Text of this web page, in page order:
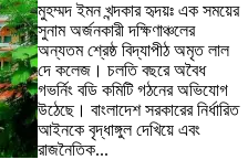
মুহম্মদ ইমন খন্দকার হৃদয়ঃ এক সময়ের
সুনাম অর্জনকারী দক্ষিণাঞ্চলের
অন্যতম শ্রেষ্ঠ বিদ্যাপীঠ অমৃত লাল
দে কলেজ। চলতি বছরে অবৈধ
গভর্নিং বডি কমিটি গঠনের অভিযোগ
উঠেছে। বাংলাদেশ সরকারের নির্ধারিত
আইনকে বৃদ্ধাঙ্গুল দেখিয়ে এবং
রাজনৈতিক...